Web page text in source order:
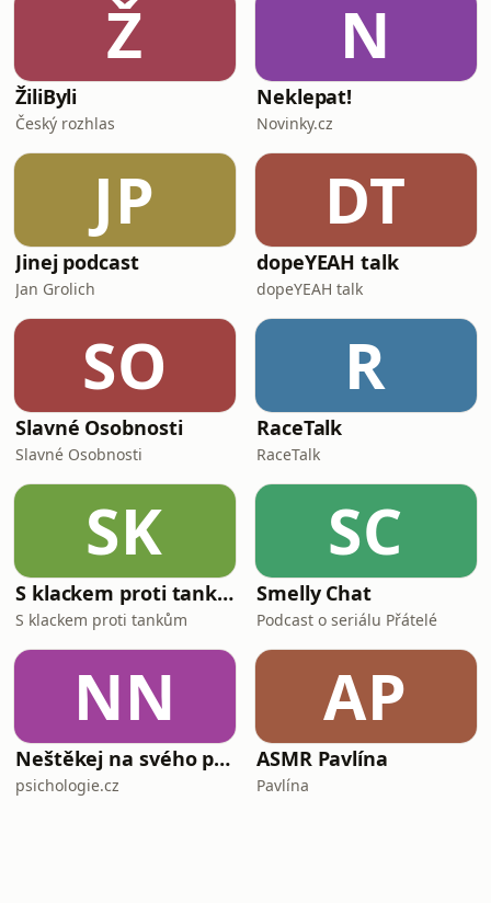
Ž
ŽiliByli
Český rozhlas
N
Neklepat!
Novinky.cz
JP
Jinej podcast
Jan Grolich
DT
dopeYEAH talk
dopeYEAH talk
SO
Slavné Osobnosti
Slavné Osobnosti
R
RaceTalk
RaceTalk
SK
S klackem proti tankům
S klackem proti tankům
SC
Smelly Chat
Podcast o seriálu Přátelé
NN
Neštěkej na svého psa
psichologie.cz
AP
ASMR Pavlína
Pavlína